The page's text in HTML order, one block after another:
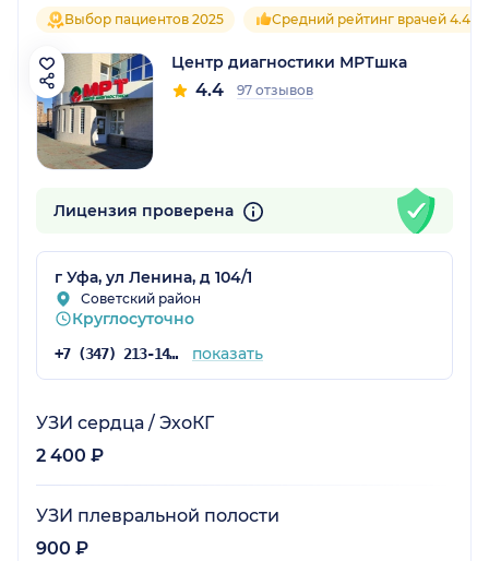
Выбор пациентов 2025 Средний рейтинг врачей 4.4
Центр диагностики МРТшка
4.4 97 отзывов
Лицензия проверена
г Уфа, ул Ленина, д 104/1
Советский район
Круглосуточно
+7 (347) 213-14-25 показать
УЗИ сердца / ЭхоКГ
2 400 ₽
УЗИ плевральной полости
900 ₽